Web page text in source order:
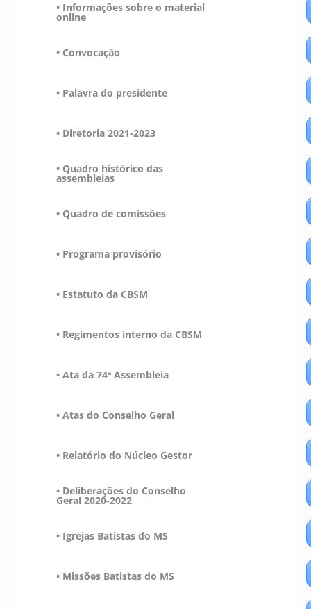
• Informações sobre o material
online
• Convocação
• Palavra do presidente
• Diretoria 2021-2023
• Quadro histórico das
assembleias
• Quadro de comissões
• Programa provisório
• Estatuto da CBSM
• Regimentos interno da CBSM
• Ata da 74ª Assembleia
• Atas do Conselho Geral
• Relatório do Núcleo Gestor
• Deliberações do Conselho
Geral 2020-2022
• Igrejas Batistas do MS
• Missões Batistas do MS